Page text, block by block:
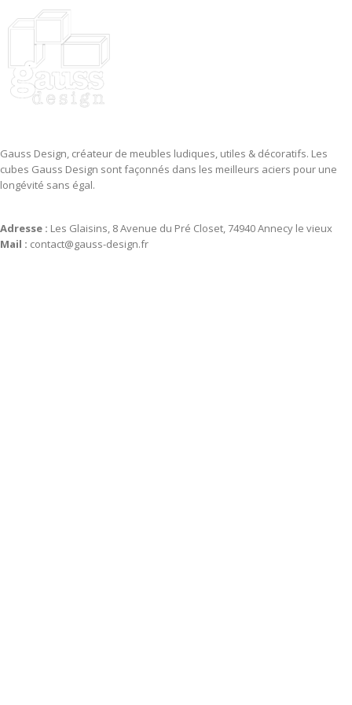
Gauss Design, créateur de meubles ludiques, utiles & décoratifs. Les
cubes Gauss Design sont façonnés dans les meilleurs aciers pour une
longévité sans égal.
Adresse : Les Glaisins, 8 Avenue du Pré Closet, 74940 Annecy le vieux
Mail : contact@gauss-design.fr